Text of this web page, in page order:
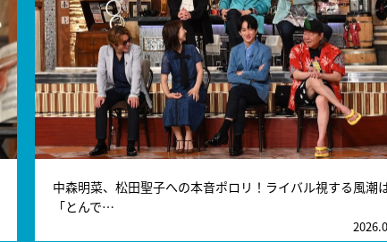
中森明菜、松田聖子への本音ポロリ！ライバル視する風潮
「とんで…